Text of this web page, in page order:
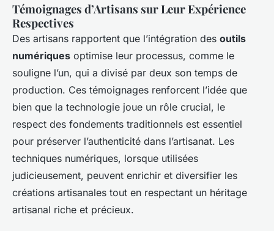
Témoignages d’Artisans sur Leur Expérience
Respectives
Des artisans rapportent que l’intégration des outils
numériques optimise leur processus, comme le
souligne l’un, qui a divisé par deux son temps de
production. Ces témoignages renforcent l’idée que
bien que la technologie joue un rôle crucial, le
respect des fondements traditionnels est essentiel
pour préserver l’authenticité dans l’artisanat. Les
techniques numériques, lorsque utilisées
judicieusement, peuvent enrichir et diversifier les
créations artisanales tout en respectant un héritage
artisanal riche et précieux.